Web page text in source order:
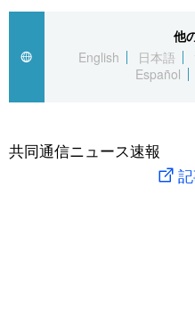
社会
旅と暮らし
社会
文化
科学・技術
暮らし
他
English
日本語
Español
共同通信ニュース速報